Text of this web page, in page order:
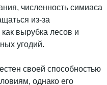
численность симиаса
из-за
вырубка лесов и
угодий.
своей способностью
однако его